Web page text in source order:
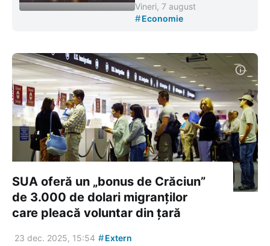
Vineri, 7 august
#Economie
SUA oferă un „bonus de Crăciun”
de 3.000 de dolari migranților
care pleacă voluntar din țară
23 dec. 2025, 15:54 #Extern